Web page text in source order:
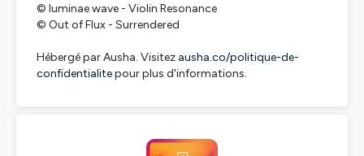
© luminae wave - Violin Resonance
© Out of Flux - Surrendered
Hébergé par Ausha. Visitez ausha.co/politique-de-
confidentialitepour plus d'informations.